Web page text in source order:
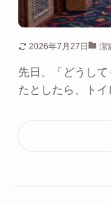
2026年7月27日 潔
先日、「どうし
たとしたら、ト